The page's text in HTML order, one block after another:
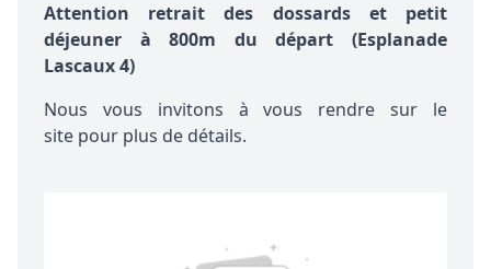
Attention retrait des dossards et petit
déjeuner à 800m du départ (Esplanade
Lascaux 4)
Nous vous invitons à vous rendresur le
site pour plus de détails.